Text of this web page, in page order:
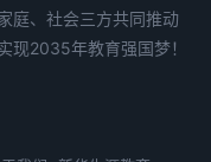
庭、社会三方共同推动
现2035年教育强国梦！